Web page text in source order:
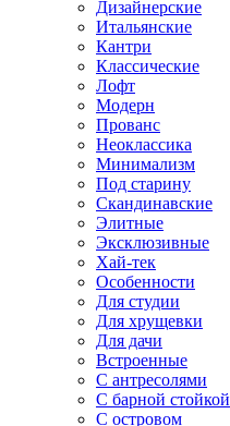
Дизайнерские
Итальянские
Кантри
Классические
Лофт
Модерн
Прованс
Неоклассика
Минимализм
Под старину
Скандинавские
Элитные
Эксклюзивные
Хай-тек
Особенности
Для студии
Для хрущевки
Для дачи
Встроенные
С антресолями
С барной стойкой
С островом